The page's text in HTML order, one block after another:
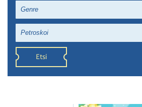
Genre
Petroskoi
Etsi